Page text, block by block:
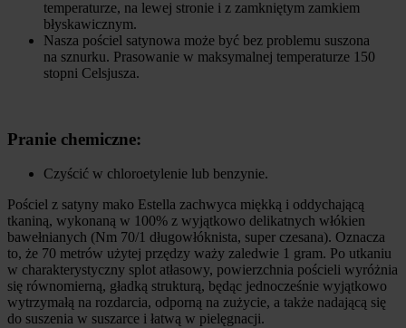
temperaturze, na lewej stronie i z zamkniętym zamkiem
błyskawicznym.
Nasza pościel satynowa może być bez problemu suszona
na sznurku. Prasowanie w maksymalnej temperaturze 150
stopni Celsjusza.
Pranie chemiczne:
Czyścić w chloroetylenie lub benzynie.
Pościel z satyny mako Estella zachwyca miękką i oddychającą
tkaniną, wykonaną w 100% z wyjątkowo delikatnych włókien
bawełnianych (Nm 70/1 długowłóknista, super czesana). Oznacza
to, że 70 metrów użytej przędzy waży zaledwie 1 gram. Po utkaniu
w charakterystyczny splot atłasowy, powierzchnia pościeli wyróżnia
się równomierną, gładką strukturą, będąc jednocześnie wyjątkowo
wytrzymałą na rozdarcia, odporną na zużycie, a także nadającą się
do suszenia w suszarce i łatwą w pielęgnacji.